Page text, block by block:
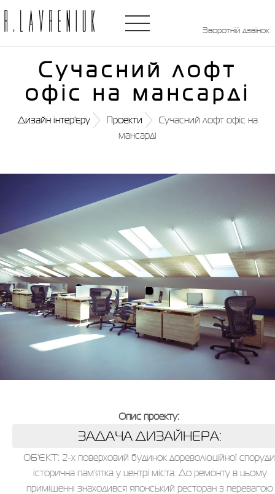
Зворотній дзвінок
Сучасний лофт
офіс на мансарді
Дизайн інтер'єру Проекти
Сучасний лофт офіс на
мансарді
Опис проекту:
ЗАДАЧА ДИЗАЙНЕРА:
ОБ'ЄКТ: 2-х поверховий будинок дореволюційної
історична пам'ятка у центрі міста. До ремонту в цьому
приміщенні знаходився японський ресторан з перевагою